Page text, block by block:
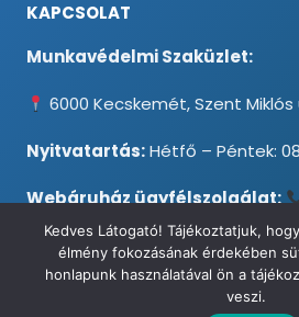
KAPCSOLAT
Munkavédelmi Szaküzlet:
6000 Kecskemét, Szent Miklós
Nyitvatartás:Hétfő – Péntek:
Webáruház ügyfélszolgálat:
info@testpancel.hu
Kedves Látogató! Tájékoztatjuk,
élmény fokozásának érdekében
honlapunk használatával ön a
veszi.